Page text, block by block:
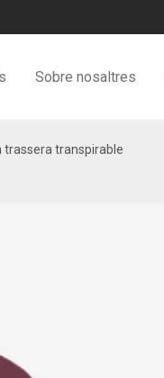
Sobre nosaltres
trassera transpirable